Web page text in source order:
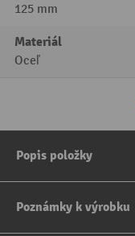
125 mm
Materiál
Oceľ
Popis položky
Poznámky k výrobku